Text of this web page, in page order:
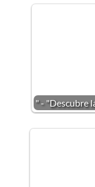
" - "Descubre